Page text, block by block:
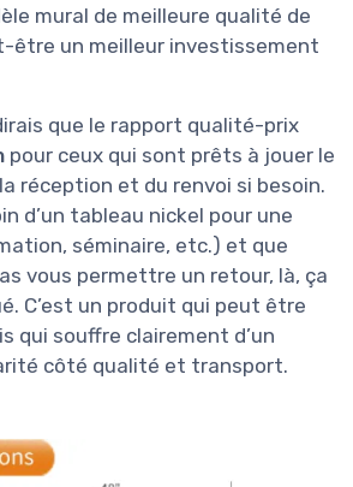
mural de meilleure qualité de
être un meilleur investissement
que le rapport qualité-prix
pour ceux qui sont prêts à jouer le
réception et du renvoi si besoin.
d’un tableau nickel pour une
séminaire, etc.) et que
vous permettre un retour, là, ça
C’est un produit qui peut être
qui souffre clairement d’un
côté qualité et transport.